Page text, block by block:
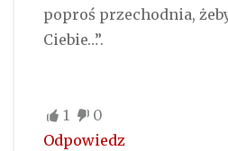
poproś przechodnia,
Ciebie…”.
1
0
Odpowiedz